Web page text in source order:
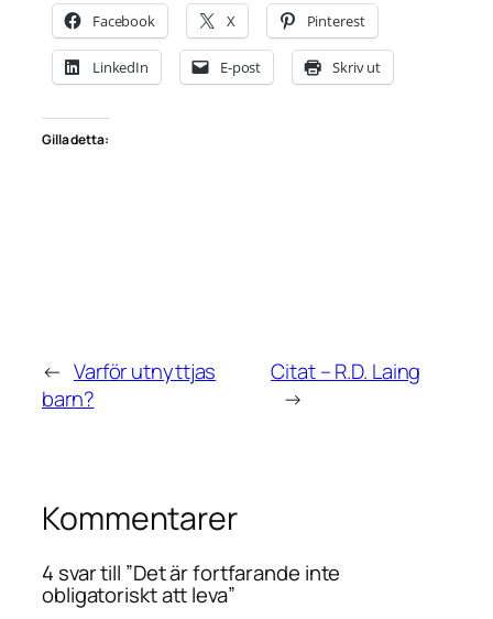
Facebook X Pinterest
LinkedIn E-post Skriv ut
Gilla detta:
← Varför utnyttjas
barn?
Citat – R.D. Laing
→
Kommentarer
4 svar till ”Det är fortfarande inte
obligatoriskt att leva”